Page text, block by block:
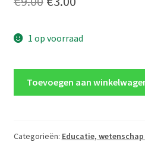
was:
€9.00.
is:
€3.00.
1 op voorraad
het
Toevoegen aan
Categorieën: Educatie,